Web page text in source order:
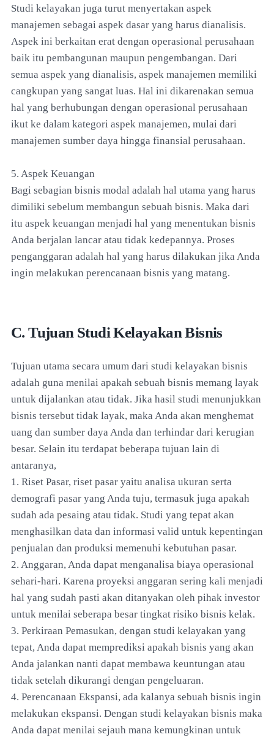
Studi kelayakan juga turut menyertakan aspek
manajemen sebagai aspek dasar yang harus dianalisis.
Aspek ini berkaitan erat dengan operasional perusahaan
baik itu pembangunan maupun pengembangan. Dari
semua aspek yang dianalisis, aspek manajemen memiliki
cangkupan yang sangat luas. Hal ini dikarenakan semua
hal yang berhubungan dengan operasional perusahaan
ikut ke dalam kategori aspek manajemen, mulai dari
manajemen sumber daya hingga finansial perusahaan.
5. Aspek Keuangan
Bagi sebagian bisnis modal adalah hal utama yang harus
dimiliki sebelum membangun sebuah bisnis. Maka dari
itu aspek keuangan menjadi hal yang menentukan bisnis
Anda berjalan lancar atau tidak kedepannya. Proses
penganggaran adalah hal yang harus dilakukan jika Anda
ingin melakukan perencanaan bisnis yang matang.
C. Tujuan Studi Kelayakan Bisnis
Tujuan utama secara umum dari studi kelayakan bisnis
adalah guna menilai apakah sebuah bisnis memang layak
untuk dijalankan atau tidak. Jika hasil studi menunjukkan
bisnis tersebut tidak layak, maka Anda akan menghemat
uang dan sumber daya Anda dan terhindar dari kerugian
besar. Selain itu terdapat beberapa tujuan lain di
antaranya,
1. Riset Pasar, riset pasar yaitu analisa ukuran serta
demografi pasar yang Anda tuju, termasuk juga apakah
sudah ada pesaing atau tidak. Studi yang tepat akan
menghasilkan data dan informasi valid untuk kepentingan
penjualan dan produksi memenuhi kebutuhan pasar.
2. Anggaran, Anda dapat menganalisa biaya operasional
sehari-hari. Karena proyeksi anggaran sering kali menjadi
hal yang sudah pasti akan ditanyakan oleh pihak investor
untuk menilai seberapa besar tingkat risiko bisnis kelak.
3. Perkiraan Pemasukan, dengan studi kelayakan yang
tepat, Anda dapat memprediksi apakah bisnis yang akan
Anda jalankan nanti dapat membawa keuntungan atau
tidak setelah dikurangi dengan pengeluaran.
4. Perencanaan Ekspansi, ada kalanya sebuah bisnis ingin
melakukan ekspansi. Dengan studi kelayakan bisnis maka
Anda dapat menilai sejauh mana kemungkinan untuk